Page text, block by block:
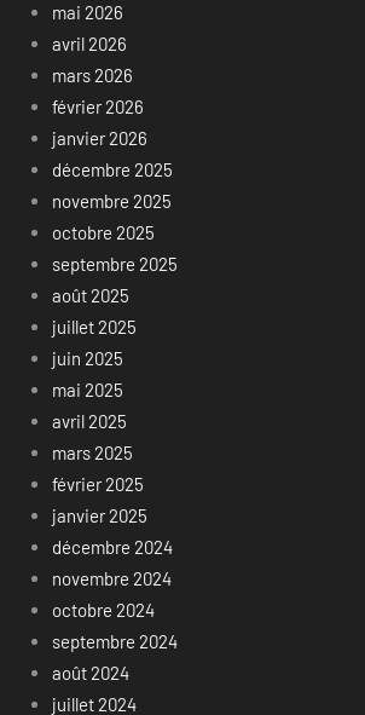
mai 2026
avril 2026
mars 2026
février 2026
janvier 2026
décembre 2025
novembre 2025
octobre 2025
septembre 2025
août 2025
juillet 2025
juin 2025
mai 2025
avril 2025
mars 2025
février 2025
janvier 2025
décembre 2024
novembre 2024
octobre 2024
septembre 2024
août 2024
juillet 2024